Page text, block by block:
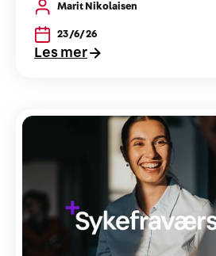
Marit Nikolaisen
23/6/26
Les mer